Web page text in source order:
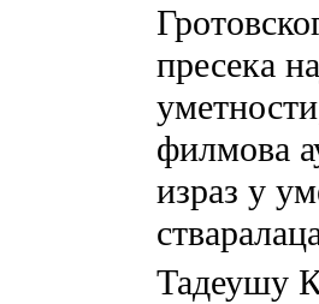
пресека
филмова
израз у
Тадеушу